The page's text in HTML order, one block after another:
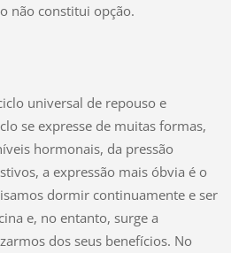
não constitui opção.
universal de repouso e
se expresse de muitas formas,
hormonais, da pressão
a expressão mais óbvia é o
dormir continuamente e ser
e, no entanto, surge a
dos seus benefícios. No